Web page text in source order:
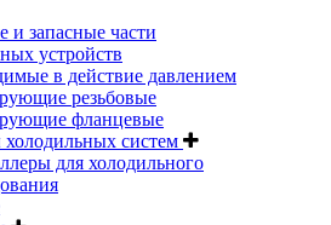
и запасные части
устройств
в действие давлением
резьбовые
фланцевые
систем
для холодильного